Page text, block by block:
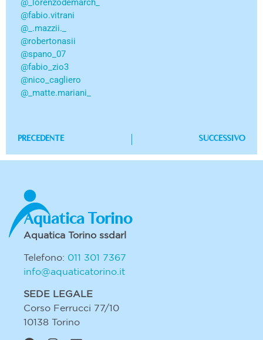
@_lorenzodemarch_
@fabio.vitrani
@_.mazzii._
@robertonasii
@spano_07
@fabio_zio3
@nico_cagliero
@_matte.mariani_
PRECEDENTE SUCCESSIVO
Aquatica Torino
Aquatica Torino ssdarl
Telefono: 011 301 7367
info@aquaticatorino.it
SEDE LEGALE
Corso Ferrucci 77/10
10138 Torino